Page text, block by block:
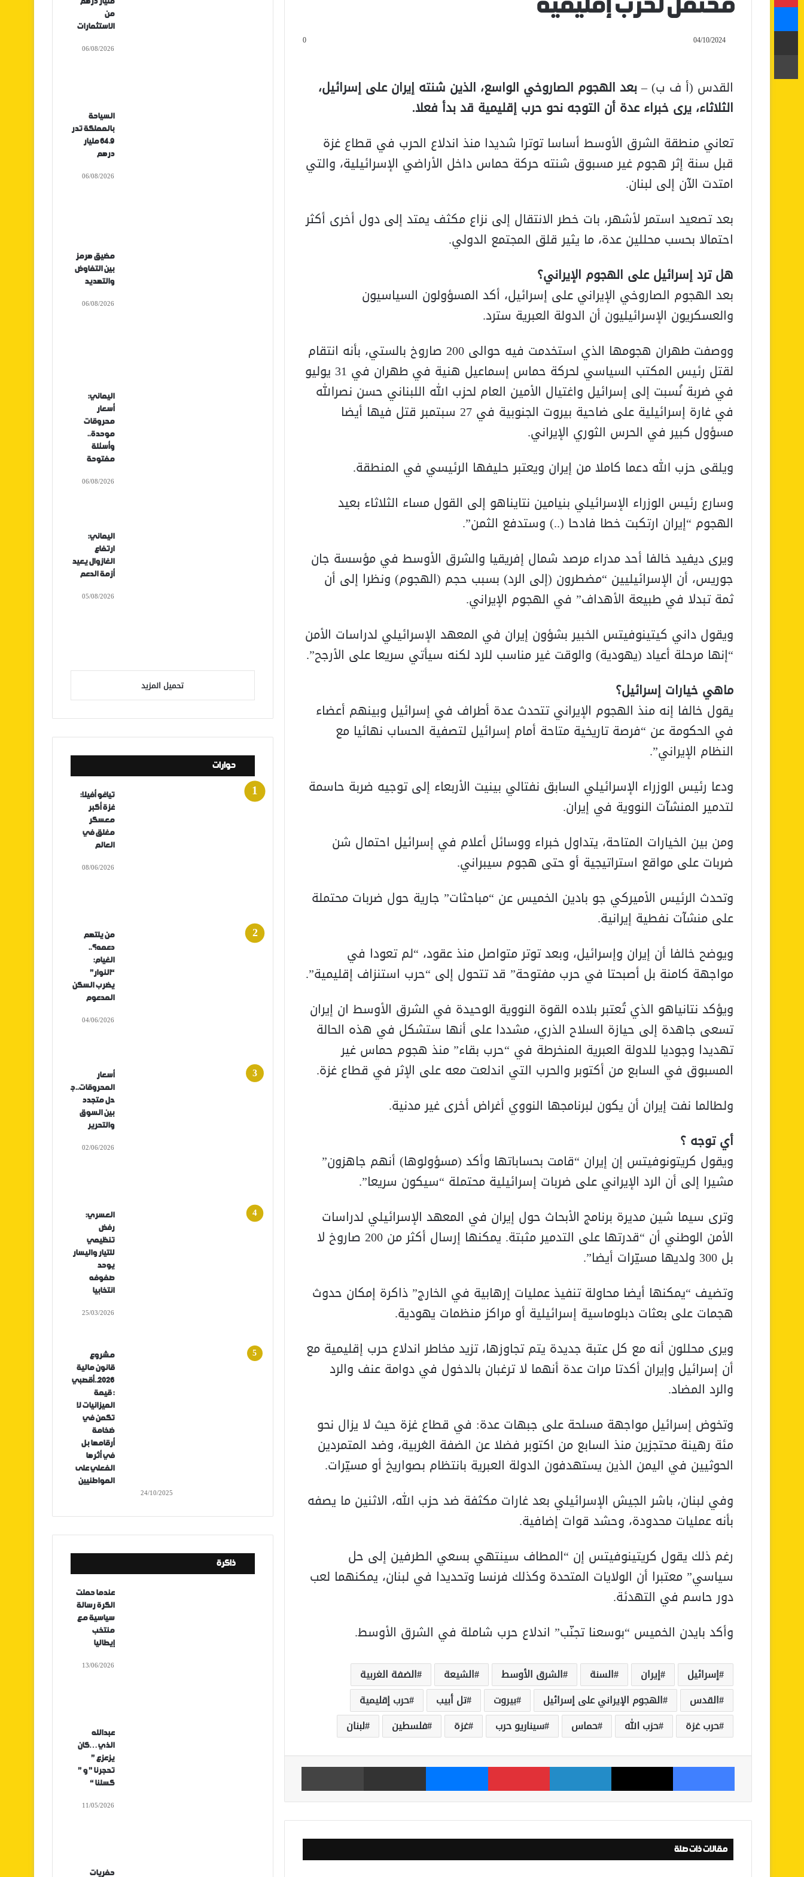
محتمل لحرب إقليمية
04/10/2024
0
القدس (أ ف ب) –بعد الهجوم الصاروخي الواسع، الذين شنته إيران على إسرائيل،
الثلاثاء، يرى خبراء عدة أن التوجه نحو حرب إقليمية قد بدأ فعلا.
تعاني منطقة الشرق الأوسط أساسا توترا شديدا منذ اندلاع الحرب في قطاع غزة
قبل سنة إثر هجوم غير مسبوق شنته حركة حماس داخل الأراضي الإسرائيلية، والتي
امتدت الآن إلى لبنان.
بعد تصعيد استمر لأشهر، بات خطر الانتقال إلى نزاع مكثف يمتد إلى دول أخرى أكثر
احتمالا بحسب محللين عدة، ما يثير قلق المجتمع الدولي.
هل ترد إسرائيل على الهجوم الإيراني؟
بعد الهجوم الصاروخي الإيراني على إسرائيل، أكد المسؤولون السياسيون
والعسكريون الإسرائيليون أن الدولة العبرية سترد.
ووصفت طهران هجومها الذي استخدمت فيه حوالى 200 صاروخ بالستي، بأنه انتقام
لقتل رئيس المكتب السياسي لحركة حماس إسماعيل هنية في طهران في 31 يوليو
في ضربة نُسبت إلى إسرائيل واغتيال الأمين العام لحزب الله اللبناني حسن نصرالله
في غارة إسرائيلية على ضاحية بيروت الجنوبية في 27 سبتمبر قتل فيها أيضا
مسؤول كبير في الحرس الثوري الإيراني.
ويلقى حزب الله دعما كاملا من إيران ويعتبر حليفها الرئيسي في المنطقة.
وسارع رئيس الوزراء الإسرائيلي بنيامين نتايناهو إلى القول مساء الثلاثاء بعيد
الهجوم “إيران ارتكبت خطا فادحا (..) وستدفع الثمن”.
ويرى ديفيد خالفا أحد مدراء مرصد شمال إفريقيا والشرق الأوسط في مؤسسة جان
جوريس، أن الإسرائيليين “مضطرون (إلى الرد) بسبب حجم (الهجوم) ونظرا إلى أن
ثمة تبدلا في طبيعة الأهداف” في الهجوم الإيراني.
ويقول داني كيتينوفيتس الخبير بشؤون إيران في المعهد الإسرائيلي لدراسات الأمن
“إنها مرحلة أعياد (يهودية) والوقت غير مناسب للرد لكنه سيأتي سريعا على الأرجح”.
ماهي خيارات إسرائيل؟
يقول خالفا إنه منذ الهجوم الإيراني تتحدث عدة أطراف في إسرائيل وبينهم أعضاء
في الحكومة عن “فرصة تاريخية متاحة أمام إسرائيل لتصفية الحساب نهائيا مع
النظام الإيراني”.
ودعا رئيس الوزراء الإسرائيلي السابق نفتالي بينيت الأربعاء إلى توجيه ضربة حاسمة
لتدمير المنشآت النووية في إيران.
ومن بين الخيارات المتاحة، يتداول خبراء ووسائل أعلام في إسرائيل احتمال شن
ضربات على مواقع استراتيجية أو حتى هجوم سيبراني.
وتحدث الرئيس الأميركي جو بادين الخميس عن “مباحثات” جارية حول ضربات محتملة
على منشآت نفطية إيرانية.
ويوضح خالفا أن إيران وإسرائيل، وبعد توتر متواصل منذ عقود، “لم تعودا في
مواجهة كامنة بل أصبحتا في حرب مفتوحة” قد تتحول إلى “حرب استنزاف إقليمية”.
ويؤكد نتانياهو الذي تُعتبر بلاده القوة النووية الوحيدة في الشرق الأوسط ان إيران
تسعى جاهدة إلى حيازة السلاح الذري، مشددا على أنها ستشكل في هذه الحالة
تهديدا وجوديا للدولة العبرية المنخرطة في “حرب بقاء” منذ هجوم حماس غير
المسبوق في السابع من أكتوبر والحرب التي اندلعت معه على الإثر في قطاع غزة.
ولطالما نفت إيران أن يكون لبرنامجها النووي أغراض أخرى غير مدنية.
أي توجه ؟
ويقول كريتونوفيتس إن إيران “قامت بحساباتها وأكد (مسؤولوها) أنهم جاهزون”
مشيرا إلى أن الرد الإيراني على ضربات إسرائيلية محتملة “سيكون سريعا”.
وترى سيما شين مديرة برنامج الأبحاث حول إيران في المعهد الإسرائيلي لدراسات
الأمن الوطني أن “قدرتها على التدمير مثبتة. يمكنها إرسال أكثر من 200 صاروخ لا
بل 300 ولديها مسيّرات أيضا”.
وتضيف “يمكنها أيضا محاولة تنفيذ عمليات إرهابية في الخارج” ذاكرة إمكان حدوث
هجمات على بعثات دبلوماسية إسرائيلية أو مراكز منظمات يهودية.
ويرى محللون أنه مع كل عتبة جديدة يتم تجاوزها، تزيد مخاطر اندلاع حرب إقليمية مع
أن إسرائيل وإيران أكدتا مرات عدة أنهما لا ترغبان بالدخول في دوامة عنف والرد
والرد المضاد.
وتخوض إسرائيل مواجهة مسلحة على جبهات عدة: في قطاع غزة حيث لا يزال نحو
مئة رهينة محتجزين منذ السابع من اكتوبر فضلا عن الضفة الغربية، وضد المتمردين
الحوثيين في اليمن الذين يستهدفون الدولة العبرية بانتظام بصواريخ أو مسيّرات.
وفي لبنان، باشر الجيش الإسرائيلي بعد غارات مكثفة ضد حزب الله، الاثنين ما يصفه
بأنه عمليات محدودة، وحشد قوات إضافية.
رغم ذلك يقول كريتينوفيتس إن “المطاف سينتهي بسعي الطرفين إلى حل
سياسي” معتبرا أن الولايات المتحدة وكذلك فرنسا وتحديدا في لبنان، يمكنهما لعب
دور حاسم في التهدئة.
وأكد بايدن الخميس “بوسعنا تجنّب” اندلاع حرب شاملة في الشرق الأوسط.
إسرائيل إيران السنة الشرق الأوسط الشيعة
الضفة الغربية
القدس
الهجوم الإيراني على إسرائيل بيروت تل أبيب
حرب إقليمية
حرب غزة
حزب الله حماس سيناريو حرب غزة فلسطين لبنان
فيسبوك ‫X لينكدإن بينتيريست ماسنجر مشاركة عبر البريد
مقالات ذات صلة
من
الاستثمارات
06/08/2026
السياحة
بالمملكة تدر
64.9 مليار
درهم
06/08/2026
مضيق هرمز
بين التفاوض
والتهديد
06/08/2026
اليماني:
أسعار
محروقات
موحدة..
وأسئلة
مفتوحة
06/08/2026
اليماني:
ارتفاع
الغازوال يعيد
أزمة الدعم
05/08/2026
تحميل المزيد
حوارات
تياغو أفيلا:
غزة أكبر
معسكر
مغلق في
العالم
08/06/2026
من يلتهم
دعمه؟..
الغيام:
“النوار”
يضرب السكن
المدعوم
04/06/2026
أسعار
المحروقات..ج
دل متجدد
بين السوق
والتحرير
02/06/2026
العسري:
رفض
تنظيمي
للتيار واليسار
يوحد
صفوفه
انتخابيا
25/03/2026
مشروع
قانون مالية
2026..أقصبي
: قيمة
الميزانيات لا
تكمن في
ضخامة
أرقامها بل
في أثرها
الفعلي على
المواطنيين
24/10/2025
ذاكرة
عندما حملت
الكرة رسالة
سياسية مع
منتخب
إيطاليا
13/06/2026
عبدالله
الذي…كان
يزعزع ”
تحجرنا ” و ”
كسلنا “
11/05/2026
حفريات